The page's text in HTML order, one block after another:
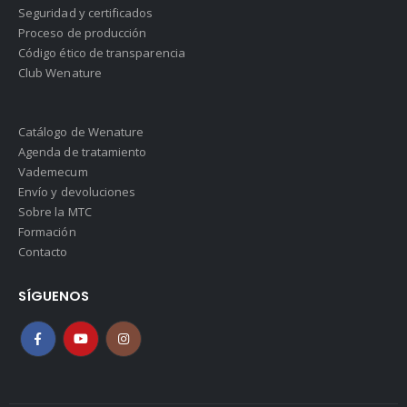
Seguridad y certificados
Proceso de producción
Código ético de transparencia
Club Wenature
Catálogo de Wenature
Agenda de tratamiento
Vademecum
Envío y devoluciones
Sobre la MTC
Formación
Contacto
SÍGUENOS